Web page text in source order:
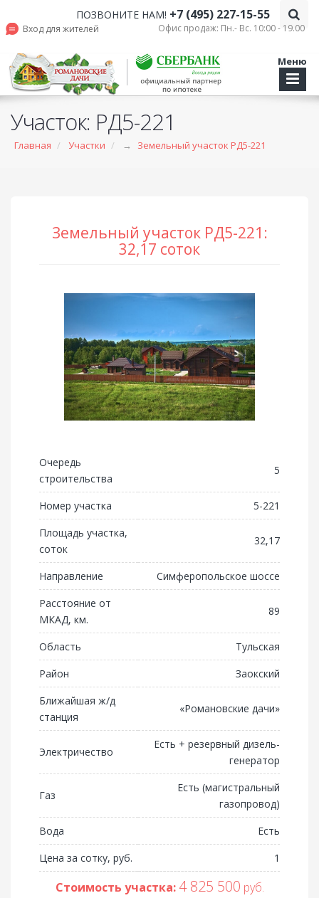
Офис продаж: Пн.- Вс. 10:00 - 19.00
Вход для жителей
ПОЗВОНИТЕ НАМ! +7 (495) 227-15-55
Меню
Участок: РД5-221
Главная Участки → Земельный участок РД5-221
Земельный участок РД5-221:
32,17 соток
Очередь
строительства
5
Номер участка
5-221
Площадь участка,
соток
32,17
Направление
Симферопольское шоссе
Расстояние от
МКАД, км.
89
Область
Тульская
Район
Заокский
Ближайшая ж/д
станция
«Романовские дачи»
Электричество
Есть + резервный дизель-
генератор
Газ
Есть (магистральный
газопровод)
Вода
Есть
Цена за сотку, руб.
1
Стоимость участка: 4 825 500 руб.